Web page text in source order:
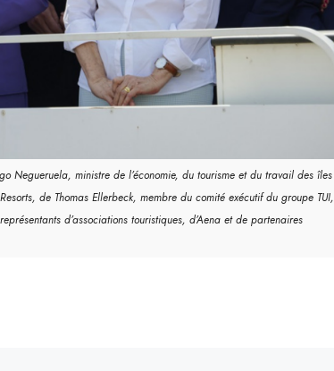
ministre de l’économie, du tourisme et du travail des îles
de Thomas Ellerbeck, membre du comité exécutif du groupe TUI,
d’associations touristiques, d’Aena et de partenaires